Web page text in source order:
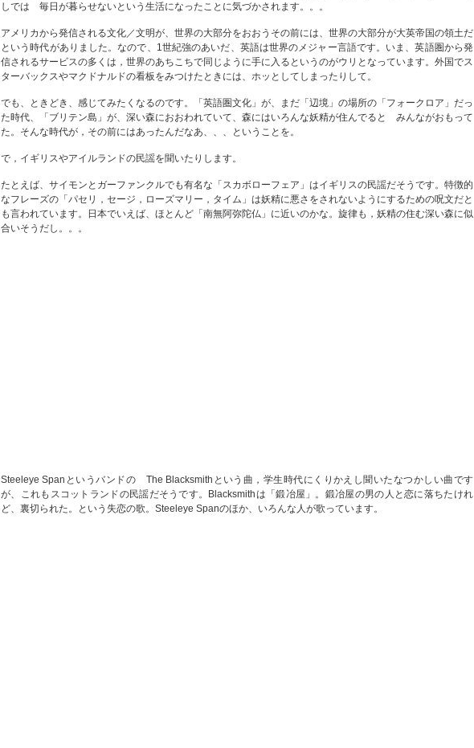
しでは 毎日が暮らせないという生活になったことに気づかされます。。。
アメリカから発信される文化／文明が、世界の大部分をおおうその前には、世界の大部分が大英帝国の領土だ
という時代がありました。なので、1世紀強のあいだ、英語は世界のメジャー言語です。いま、英語圏から発
信されるサービスの多くは，世界のあちこちで同じように手に入るというのがウリとなっています。外国でス
ターバックスやマクドナルドの看板をみつけたときには、ホッとしてしまったりして。
でも、ときどき、感じてみたくなるのです。「英語圏文化」が、まだ「辺境」の場所の「フォークロア」だっ
た時代、「ブリテン島」が、深い森におおわれていて、森にはいろんな妖精が住んでると みんながおもって
た。そんな時代が，その前にはあったんだなあ、、、ということを。
で，イギリスやアイルランドの民謡を聞いたりします。
たとえば、サイモンとガーファンクルでも有名な「スカボローフェア」はイギリスの民謡だそうです。特徴的
なフレーズの「パセリ，セージ，ローズマリー，タイム」は妖精に悪さをされないようにするための呪文だと
も言われています。日本でいえば、ほとんど「南無阿弥陀仏」に近いのかな。旋律も，妖精の住む深い森に似
合いそうだし。。。
Steeleye Spanというバンドの The Blacksmithという曲，学生時代にくりかえし聞いたなつかしい曲です
が、これもスコットランドの民謡だそうです。Blacksmithは「鍛冶屋」。鍛冶屋の男の人と恋に落ちたけれ
ど、裏切られた。という失恋の歌。Steeleye Spanのほか、いろんな人が歌っています。